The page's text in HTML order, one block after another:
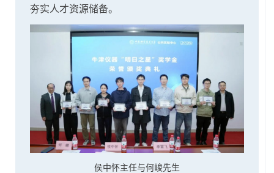
夯实人才资源储备。
侯中怀主任与何峻先生